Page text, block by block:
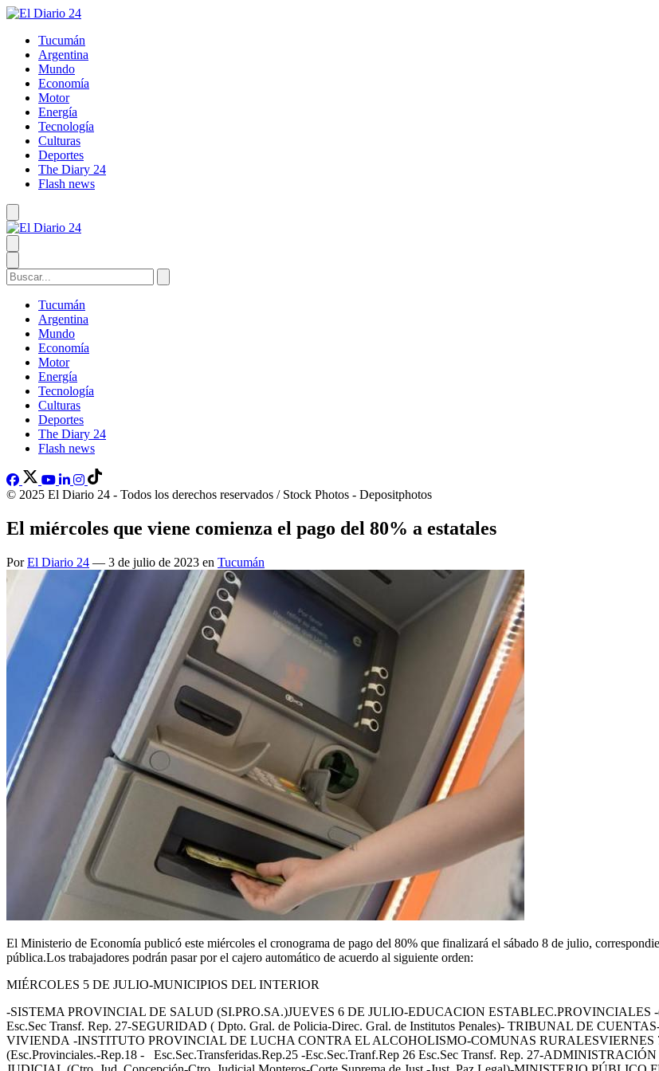
Tucumán
Argentina
Mundo
Economía
Motor
Energía
Tecnología
Culturas
Deportes
The Diary 24
Flash news
Tucumán
Argentina
Mundo
Economía
Motor
Energía
Tecnología
Culturas
Deportes
The Diary 24
Flash news
© 2025 El Diario 24 - Todos los derechos reservados / Stock Photos - Depositphotos
El miércoles que viene comienza el pago del 80% a estatales
PorEl Diario 24 — 3 de julio de 2023 en Tucumán
El Ministerio de Economía publicó este miércoles el cronograma de pago del 80% que finalizará el sábado 8 de julio,
pública.Los trabajadores podrán pasar por el cajero automático de acuerdo al siguiente orden:
MIÉRCOLES 5 DE JULIO-MUNICIPIOS DEL INTERIOR
-SISTEMA PROVINCIAL DE SALUD (SI.PRO.SA.)JUEVES 6 DE JULIO-EDUCACION ESTABLEC.PROVINCIALES -
Esc.Sec Transf. Rep. 27-SEGURIDAD ( Dpto. Gral. de Policia-Direc. Gral. de Institutos Penales)- TRIBUNAL DE
VIVIENDA -INSTITUTO PROVINCIAL DE LUCHA CONTRA EL ALCOHOLISMO-COMUNAS
(Esc.Provinciales.-Rep.18 - Esc.Sec.Transferidas.Rep.25 -Esc.Sec.Tranf.Rep 26 Esc.Sec Transf. Rep. 27-